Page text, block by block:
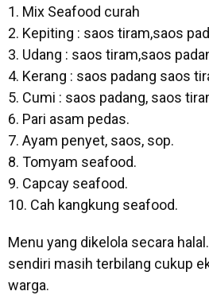
1. Mix Seafood curah
2. Kepiting : saos tiram,saos
3. Udang : saos tiram,saos
4. Kerang : saos padang saos
5. Cumi : saos padang, saos
6. Pari asam pedas.
7. Ayam penyet, saos, sop.
8. Tomyam seafood.
9. Capcay seafood.
10. Cah kangkung seafood.
Menu yang dikelola secara
sendiri masih terbilang cukup
warga.